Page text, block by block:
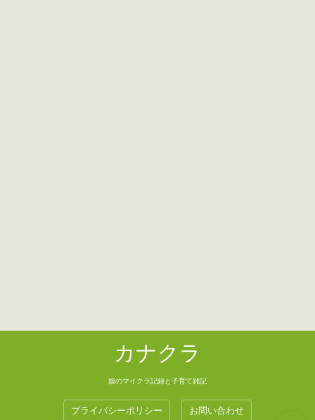
カナクラ
娘のマイクラ記録と子育て雑記
プライバシーポリシー お問い合わせ